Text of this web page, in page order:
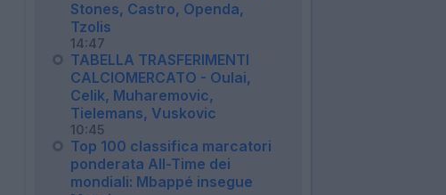
Stones, Castro, Openda,
Tzolis
14:47
TABELLA TRASFERIMENTI
CALCIOMERCATO - Oulai,
Celik, Muharemovic,
Tielemans, Vuskovic
10:45
Top 100 classifica marcatori
ponderata All-Time dei
mondiali: Mbappé insegue